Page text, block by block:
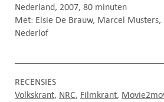
Nederland, 2007, 80 minuten
Met: Elsie De Brauw, Marcel Musters,
Nederlof
RECENSIES
Volkskrant NRC Filmkrant